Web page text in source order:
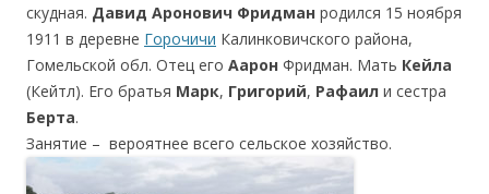
скудная. Давид Аронович Фридман родился 15 ноября
1911 в деревне Горочичи Калинковичского района,
Гомельской обл. Отец его Аарон Фридман. Мать Кейла
(Кейтл). Его братья Марк, Григорий, Рафаил и сестра
Берта.
Занятие – вероятнее всего сельское хозяйство.